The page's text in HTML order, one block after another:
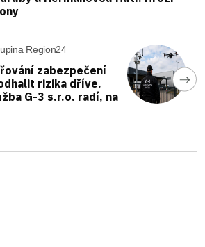
Region24
zabezpečení
rizika dříve.
G-3 s.r.o. radí, na